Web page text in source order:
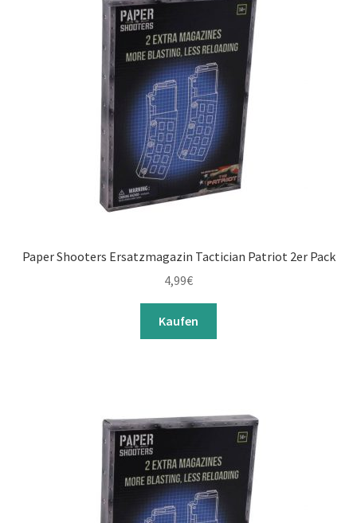
Paper Shooters Ersatzmagazin Tactician Patriot 2er Pack
4,99€
Kaufen